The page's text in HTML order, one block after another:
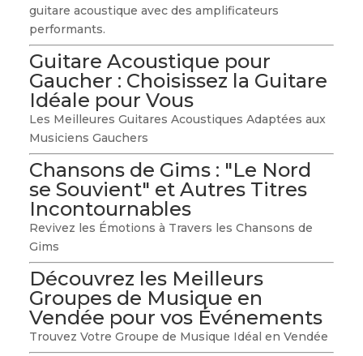
guitare acoustique avec des amplificateurs
performants.
Guitare Acoustique pour
Gaucher : Choisissez la Guitare
Idéale pour Vous
Les Meilleures Guitares Acoustiques Adaptées aux
Musiciens Gauchers
Chansons de Gims : "Le Nord
se Souvient" et Autres Titres
Incontournables
Revivez les Émotions à Travers les Chansons de
Gims
Découvrez les Meilleurs
Groupes de Musique en
Vendée pour vos Événements
Trouvez Votre Groupe de Musique Idéal en Vendée